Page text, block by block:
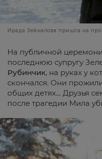
Ирада Зейналова пришла на
На публичной
последнюю супругу
Рубинчик, на руках у
скончался. Они
общих детях… Друзья
после трагедии Мила